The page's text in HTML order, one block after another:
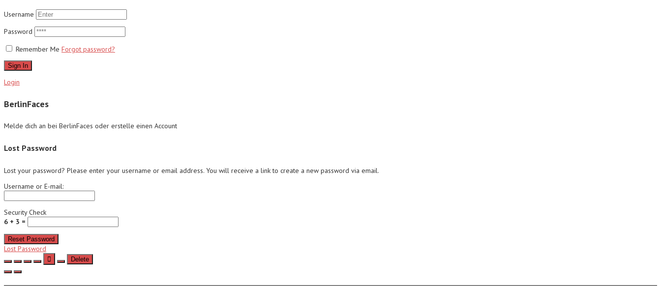
Username
Password
Remember Me Forgot password?
Sign In
Login
BerlinFaces
Melde dich an bei BerlinFaces oder erstelle einen Account
Lost Password
Lost your password? Please enter your username or email address. You will receive a link to create a new password via email.
Username or E-mail:
Security Check
6 + 3 =
Reset Password
Lost Password
Delete